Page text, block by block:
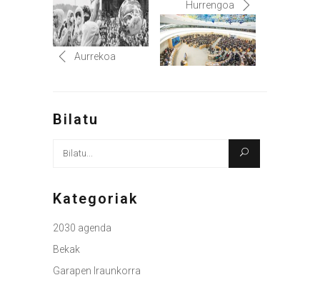
Aurrekoa
Hurrengoa
Bilatu
Bilatu
Kategoriak
2030 agenda
Bekak
Garapen Iraunkorra